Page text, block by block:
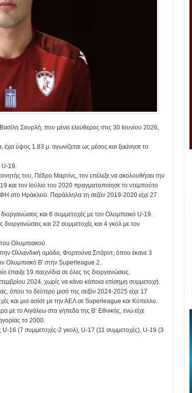
Σουρλή, που μένει ελεύθερος στις 30 Ιουνίου 2026,
ύψος 1.83 μ. αγωνίζεται ως μέσος και ξεκίνησε το
19.
του, Πέδρο Μαρτίνς, τον επέλεξε να ακολουθήσει την
και τον Ιούλιο του 2020 πραγματοποίησε το ντεμπούτο
στο Ηράκλειο. Παράλληλα τη σεζόν 2019-2020 είχε 27
και 6 συμμετοχές με τον Ολυμπιακό U-19.
και 22 συμμετοχές και 4 γκολ με τον
Ολυμπιακού.
Ολλανδική ομάδα, Φορτούνα Σιτάρντ, όπου έκανε 3
Ολυμπιακό Β' στην Superleague 2.
19 παιχνίδια σε όλες τις διοργανώσεις.
2024, χωρίς να κάνει κάποια επίσημη συμμετοχή.
όπου το δεύτερο μισό της σεζόν 2024-2025 είχε 17
και μια ασίστ με την ΑΕΛ σε Superleague και Κύπελλο.
με το Αιγάλεω στα γήπεδα της Β’ Εθνικής, ενώ είχε
το 2000.
U-16 (7 συμμετοχές-2 γκολ), U-17 (11 συμμετοχές), U-19 (3